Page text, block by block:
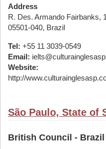
Address
R. Des. Armando Fairbanks,
05501-040, Brazil
Tel: +55 11 3039-0549
Email:
Website:
http://
São Paulo, State of
British Council - Brazil